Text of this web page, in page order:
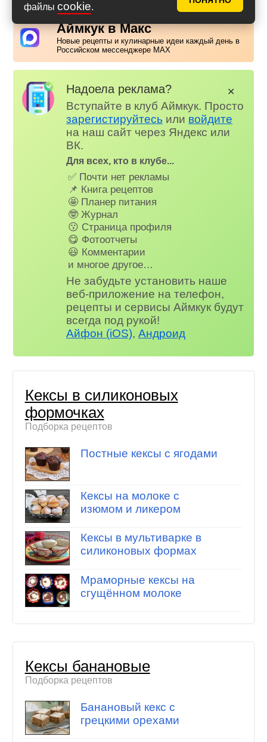
файлы cookie.
Аймкук в Макс
Новые рецепты и кулинарные идеи каждый день в
Российском мессенджере MAX
Надоела реклама?
Вступайте в клуб Аймкук. Просто
зарегистируйтесь или войдите
на наш сайт через Яндекс или
ВК.
Для всех, кто в клубе...
✅ Почти нет рекламы
📌 Книга рецептов
🤩 Планер питания
🤓 Журнал
😗 Страница профиля
😋 Фотоотчеты
😃 Комментарии
и многое другое…
Не забудьте установить наше
веб-приложение на телефон,
рецепты и сервисы Аймкук будут
всегда под рукой!
Айфон (iOS),Андроид
✕
Кексы в силиконовых
формочках
Подборка рецептов
Постные кексы с ягодами
Кексы на молоке с
изюмом и ликером
Кексы в мультиварке в
силиконовых формах
Мраморные кексы на
сгущённом молоке
Кексы банановые
Подборка рецептов
Банановый кекс с
грецкими орехами